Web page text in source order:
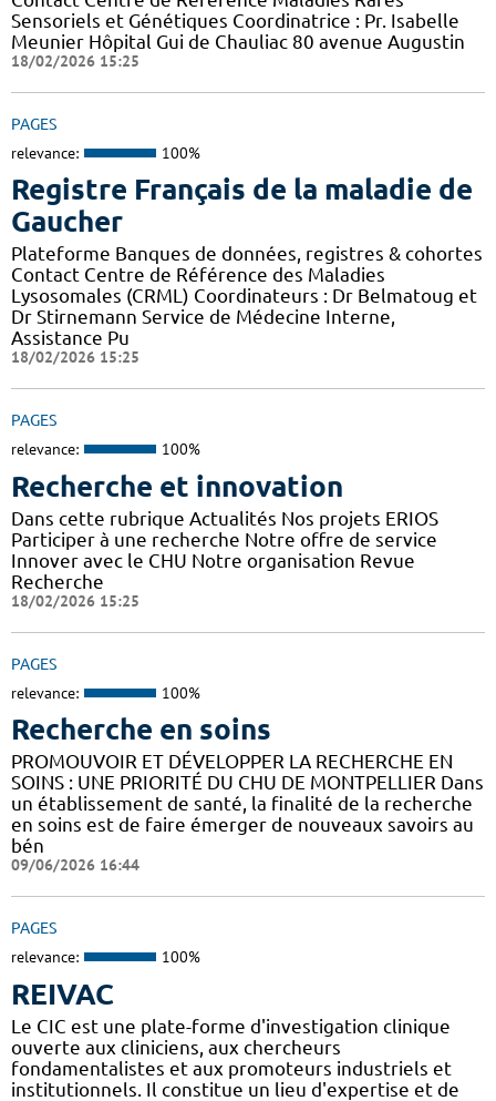
Sensoriels et Génétiques Coordinatrice : Pr. Isabelle
Meunier Hôpital Gui de Chauliac 80 avenue Augustin
18/02/2026 15:25
PAGES
relevance: 100%
Registre Français de la maladie de
Gaucher
Plateforme Banques de données, registres & cohortes
Contact Centre de Référence des Maladies
Lysosomales (CRML) Coordinateurs : Dr Belmatoug et
Dr Stirnemann Service de Médecine Interne,
Assistance Pu
18/02/2026 15:25
PAGES
relevance: 100%
Recherche et innovation
Dans cette rubrique Actualités Nos projets ERIOS
Participer à une recherche Notre offre de service
Innover avec le CHU Notre organisation Revue
Recherche
18/02/2026 15:25
PAGES
relevance: 100%
Recherche en soins
PROMOUVOIR ET DÉVELOPPER LA RECHERCHE EN
SOINS : UNE PRIORITÉ DU CHU DE MONTPELLIER Dans
un établissement de santé, la finalité de la recherche
en soins est de faire émerger de nouveaux savoirs au
bén
09/06/2026 16:44
PAGES
relevance: 100%
REIVAC
Le CIC est une plate-forme d'investigation clinique
ouverte aux cliniciens, aux chercheurs
fondamentalistes et aux promoteurs industriels et
institutionnels. Il constitue un lieu d'expertise et de